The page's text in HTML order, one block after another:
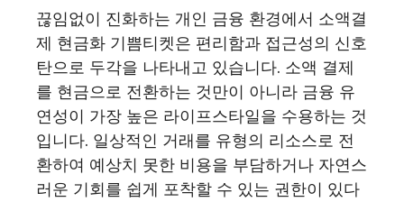
끊임없이 진화하는 개인 금융 환경에서 소액결
제 현금화 기쁨티켓은 편리함과 접근성의 신호
탄으로 두각을 나타내고 있습니다. 소액 결제
를 현금으로 전환하는 것만이 아니라 금융 유
연성이 가장 높은 라이프스타일을 수용하는 것
입니다. 일상적인 거래를 유형의 리소스로 전
환하여 예상치 못한 비용을 부담하거나 자연스
러운 기회를 쉽게 포착할 수 있는 권한이 있다